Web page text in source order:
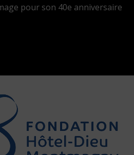
pour son 40e anniversaire